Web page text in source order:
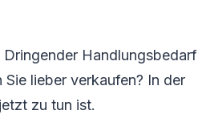
Handlungsbedarf
lieber verkaufen? In der
zu tun ist.